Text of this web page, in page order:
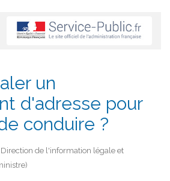
un
d'adresse pour
conduire ?
de l'information légale et